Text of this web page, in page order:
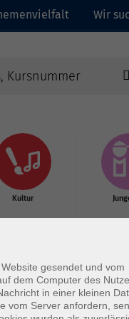
Wir
Kultur
gesendet und vom
dem Computer des
in einer kleinen
vom Server anfordern,